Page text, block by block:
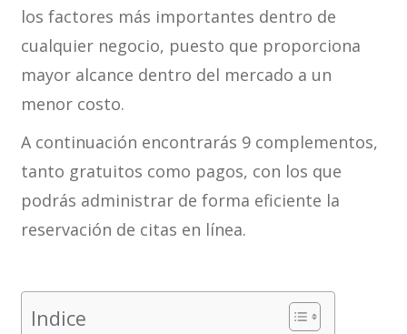
los factores más importantes dentro de
cualquier negocio, puesto que proporciona
mayor alcance dentro del mercado a un
menor costo.
A continuación encontrarás 9 complementos,
tanto gratuitos como pagos, con los que
podrás administrar de forma eficiente la
reservación de citas en línea.
Indice